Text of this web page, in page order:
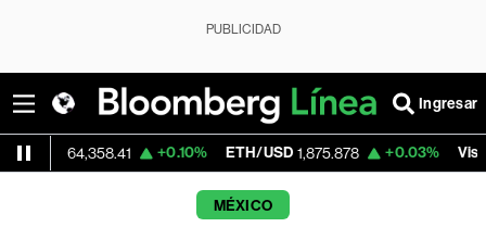
PUBLICIDAD
Ingresar
+0.10% ETH/USD 1,875.878 +0.03% Visa 369.59
MÉXICO